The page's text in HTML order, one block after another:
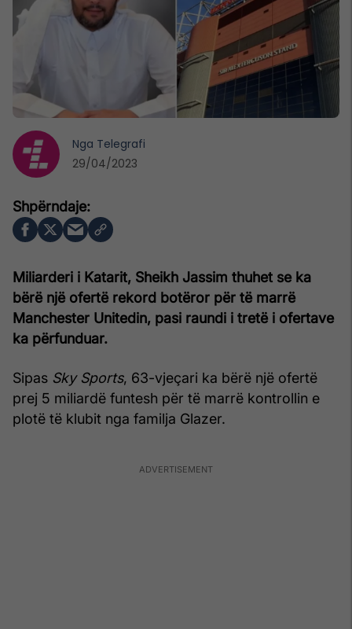
Miliarderi i Katarit, Sheikh Jassim thuhet se ka
bërë një ofertë rekord botëror për të marrë
Manchester Unitedin, pasi raundi i tretë i ofertave
ka përfunduar.
Sipas Sky Sports, 63-vjeçari ka bërë një ofertë
prej 5 miliardë funtesh për të marrë kontrollin e
plotë të klubit nga familja Glazer.
Nga Telegrafi
29/04/2023